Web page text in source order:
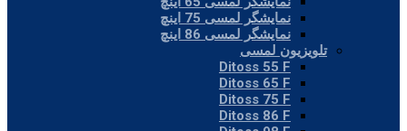
نمایشگر لمسی 75 اینچ
نمایشگر لمسی 86 اینچ
تلویزیون لمسی
Ditoss 55 F
Ditoss 65 F
Ditoss 75 F
Ditoss 86 F